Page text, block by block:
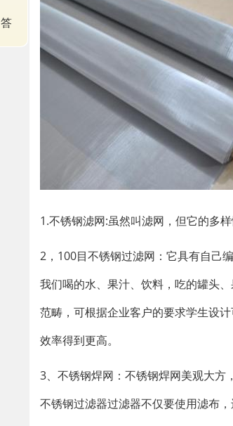
1.不锈钢滤网:虽然叫滤网，但它的多样
2，100目不锈钢过滤网：它具有自己
我们喝的水、果汁、饮料，吃的罐头
范畴，可根据企业客户的要求学生设
效率得到更高。
3、不锈钢焊网：不锈钢焊网美观大方
不锈钢过滤器过滤器不仅要使用滤布